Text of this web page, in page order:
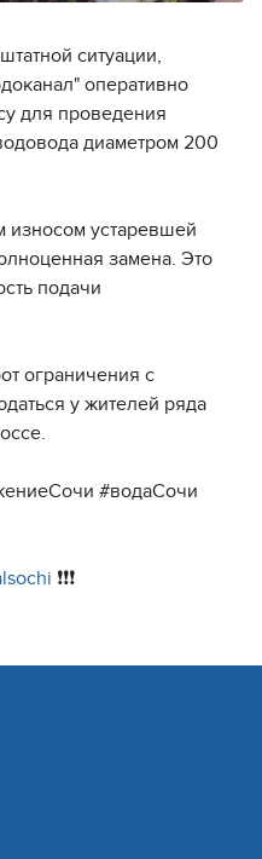
ситуации,
оперативно
для проведения
диаметром 200
износом устаревшей
замена. Это
подачи
ограничения с
у жителей ряда
#водаСочи
❗️❗️❗️